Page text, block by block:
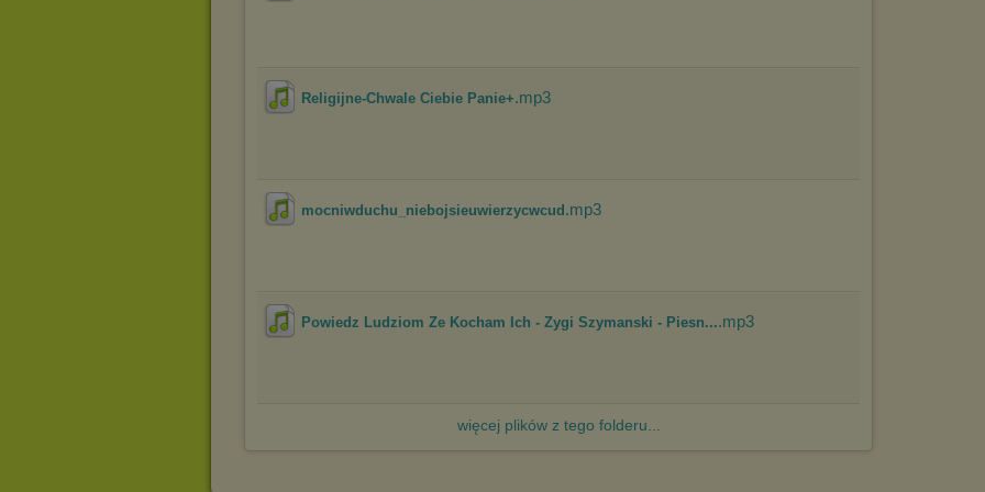
Religijne-Chwale Ciebie Panie+.mp3
mocniwduchu_niebojsieuwierzycwcud .mp3
Powiedz Ludziom Ze Kocham Ich - Zygi Szymanski - Piesn....mp3
więcej plików z tego folderu...